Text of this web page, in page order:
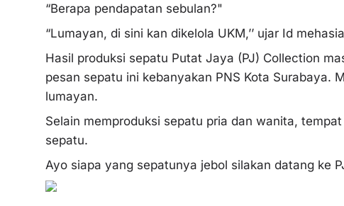
“Berapa pendapatan sebulan?"
“Lumayan, di sini kan dikelola UKM,’’ ujar Id
Hasil produksi sepatu Putat Jaya (PJ) Collection
pesan sepatu ini kebanyakan PNS Kota Surabaya.
lumayan.
Selain memproduksi sepatu pria dan wanita,
sepatu.
Ayo siapa yang sepatunya jebol silakan datang ke